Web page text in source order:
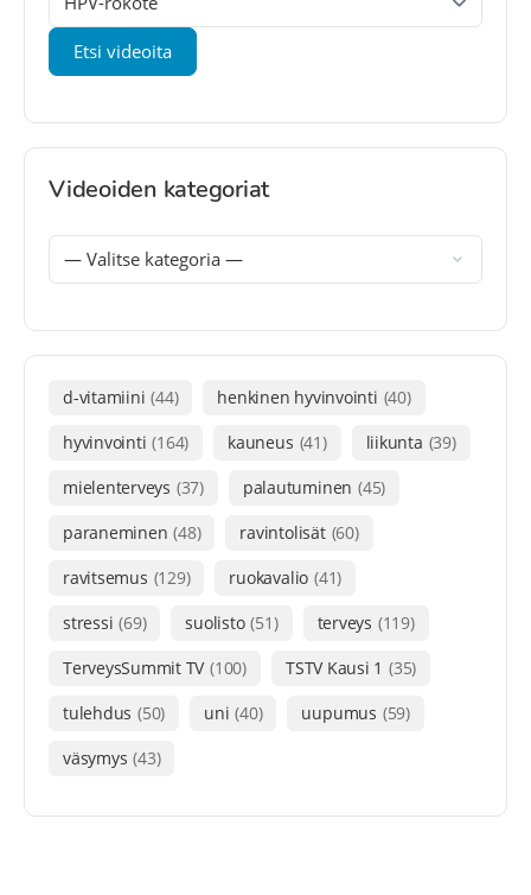
Videoiden kategoriat
d-vitamiini (44) henkinen hyvinvointi (40)
hyvinvointi (164) kauneus (41) liikunta (39)
mielenterveys (37) palautuminen (45)
paraneminen (48) ravintolisät (60)
ravitsemus (129) ruokavalio (41)
stressi (69) suolisto (51) terveys (119)
TerveysSummit TV (100) TSTV Kausi 1 (35)
tulehdus (50) uni (40) uupumus (59)
väsymys (43)